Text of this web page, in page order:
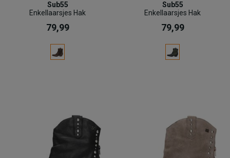
Sub55
Enkellaarsjes Hak
79,99
Sub55
Enkellaarsjes Hak
79,99